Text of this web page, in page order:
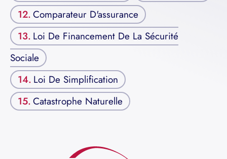
Comparateur D'assurance
Loi De Financement De La Sécurité
Sociale
Loi De Simplification
Catastrophe Naturelle